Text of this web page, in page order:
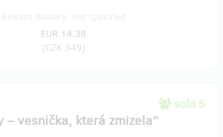
EUR 14.38
(CZK 349)
sold 5
– vesnička, která zmizela“